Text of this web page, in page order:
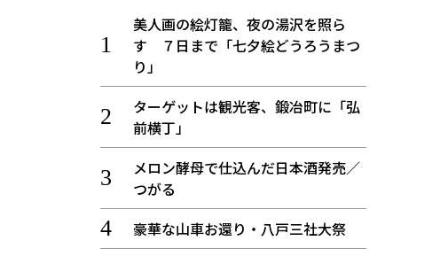
美人画の絵灯籠、夜の湯沢を照ら
す ７日まで「七夕絵どうろうまつ
り」
ターゲットは観光客、鍛冶町に「弘
前横丁」
メロン酵母で仕込んだ日本酒発売／
つがる
豪華な山車お還り・八戸三社大祭